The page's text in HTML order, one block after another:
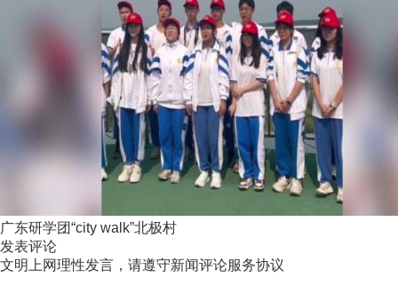
广东研学团“city walk”北极村
发表评论
文明上网理性发言，请遵守新闻评论服务协议